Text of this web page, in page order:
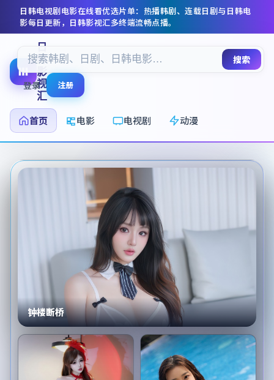
日韩电视剧电影在线看优选片单：热播韩剧、连载日剧与日韩电
影每日更新， 日韩影视汇多终端流畅点播。
日
韩
影
视
汇
首页
电影 电视剧 动漫
搜索
登录 注册
钟楼断桥